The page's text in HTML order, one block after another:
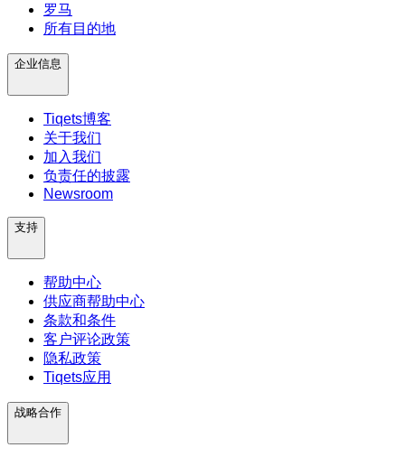
罗马
所有目的地
企业信息
Tiqets博客
关于我们
加入我们
负责任的披露
Newsroom
支持
帮助中心
供应商帮助中心
条款和条件
客户评论政策
隐私政策
Tiqets应用
战略合作